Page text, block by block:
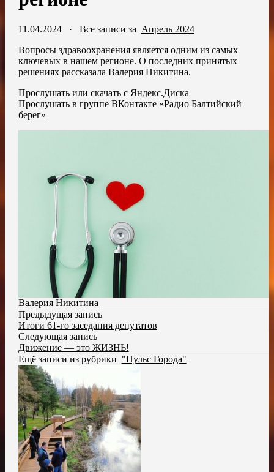
11.04.2024· Все записи за Апрель 2024
Вопросы здравоохранения является одним из самых
ключевых в нашем регионе. О последних принятых
решениях рассказала Валерия Никитина.
Прослушать или скачать с Яндекс.Диска
Прослушать в группе ВКонтакте «Радио Балтийский
берег»
Валерия Никитина
Предыдущая запись
Итоги 61-го заседания депутатов
Следующая запись
Движение — это ЖИЗНЬ!
Ещё записи из рубрики "Пульс Города"